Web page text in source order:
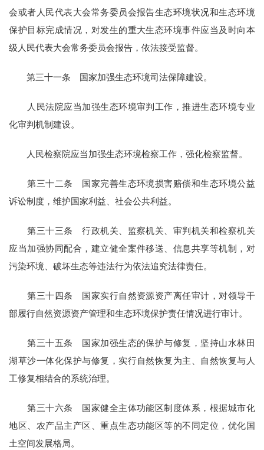
会或者人民代表大会常务委员会报告生态环境状况和生态环境
保护目标完成情况，对发生的重大生态环境事件应当及时向本
级人民代表大会常务委员会报告，依法接受监督。
第三十一条 国家加强生态环境司法保障建设。
人民法院应当加强生态环境审判工作，推进生态环境专业
化审判机制建设。
人民检察院应当加强生态环境检察工作，强化检察监督。
第三十二条 国家完善生态环境损害赔偿和生态环境公益
诉讼制度，维护国家利益、社会公共利益。
第三十三条 行政机关、监察机关、审判机关和检察机关
应当加强协同配合，建立健全案件移送、信息共享等机制，对
污染环境、破坏生态等违法行为依法追究法律责任。
第三十四条 国家实行自然资源资产离任审计，对领导干
部履行自然资源资产管理和生态环境保护责任情况进行审计。
第三十五条 国家加强生态的保护与修复，坚持山水林田
湖草沙一体化保护与修复，实行自然恢复为主、自然恢复与人
工修复相结合的系统治理。
第三十六条 国家健全主体功能区制度体系，根据城市化
地区、农产品主产区、重点生态功能区等的不同定位，优化国
土空间发展格局。